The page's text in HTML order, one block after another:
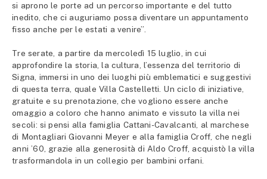
si aprono le porte ad un percorso importante e del tutto
inedito, che ci auguriamo possa diventare un appuntamento
fisso anche per le estati a venire”.
Tre serate, a partire da mercoledì 15 luglio, in cui
approfondire la storia, la cultura, l’essenza del territorio di
Signa, immersi in uno dei luoghi più emblematici e suggestivi
di questa terra, quale Villa Castelletti. Un ciclo di iniziative,
gratuite e su prenotazione, che vogliono essere anche
omaggio a coloro che hanno animato e vissuto la villa nei
secoli: si pensi alla famiglia Cattani-Cavalcanti, al marchese
di Montagliari Giovanni Meyer e alla famiglia Croff, che negli
anni ’60, grazie alla generosità di Aldo Croff, acquistò la villa
trasformandola in un collegio per bambini orfani.